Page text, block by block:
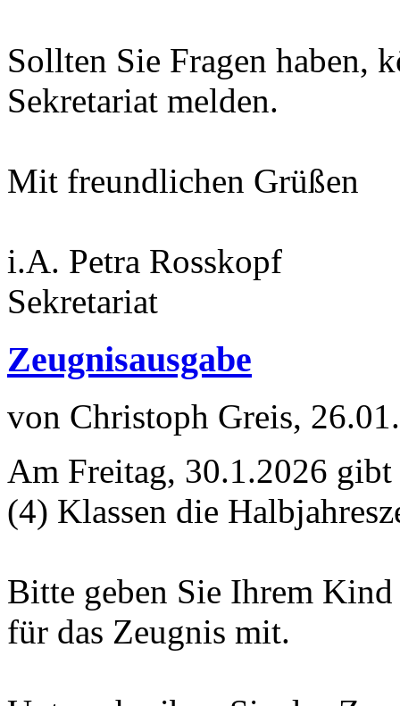
Sollten Sie Fragen haben,
Sekretariat melden.
Mit freundlichen Grüßen
i.A. Petra Rosskopf
Sekretariat
Zeugnisausgabe
von Christoph Greis,
Am Freitag, 30.1.2026
(4) Klassen die
Bitte geben Sie Ihrem
für das Zeugnis mit.